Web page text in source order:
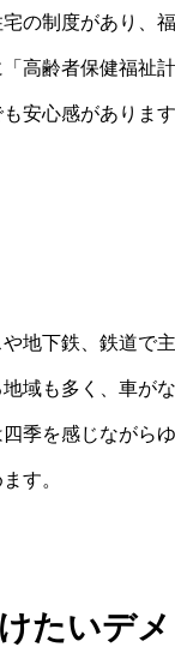
の制度があり、
高齢者保健福祉
安心感があります
地下鉄、鉄道で
域も多く、車が
季を感じながら
す。
たいデ